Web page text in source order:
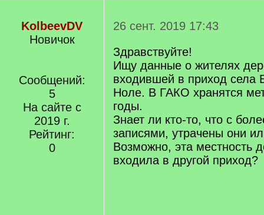
KolbeevDV
Новичок
Сообщений:
5
На сайте с
2019 г.
Рейтинг:
0
26 сент. 2019 17:43
Здравствуйте!
Ищу данные о жителях
входившей в приход села
Ноле. В ГАКО хранятся
годы.
Знает ли кто-то, что с
записями, утрачены они
Возможно, эта местность
входила в другой приход?